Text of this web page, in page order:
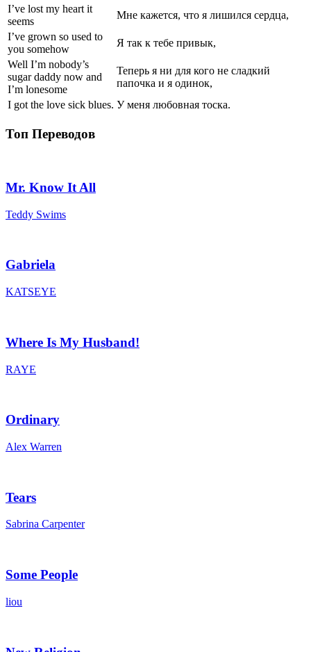
I’ve lost my heart it
seems
Мне кажется, что я лишился сердца,
I’ve grown so used to
you somehow
Я так к тебе привык,
Well I’m nobody’s
sugar daddy now and
I’m lonesome
Теперь я ни для кого не сладкий
папочка и я одинок,
I got the love sick blues. У меня любовная тоска.
Топ Переводов
Mr. Know It All
Teddy Swims
Gabriela
KATSEYE
Where Is My Husband!
RAYE
Ordinary
Alex Warren
Tears
Sabrina Carpenter
Some People
liou